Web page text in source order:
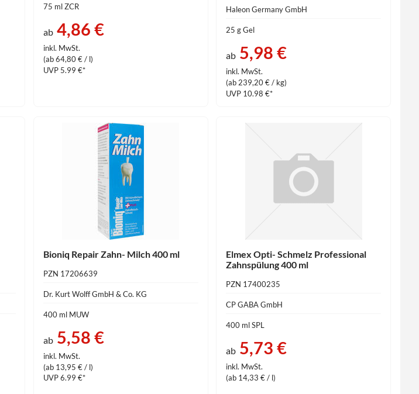
75 ml ZCR
ab4,86 €
inkl. MwSt.
(ab 64,80 € / l)
UVP 5.99 €*
Haleon Germany GmbH
25 g Gel
ab 5,98 €
inkl. MwSt.
(ab 239,20 € / kg)
UVP 10.98 €*
Bioniq Repair Zahn- Milch 400 ml
PZN 17206639
Dr. Kurt Wolff GmbH & Co. KG
400 ml MUW
ab5,58 €
inkl. MwSt.
(ab 13,95 € / l)
UVP 6.99 €*
Elmex Opti- Schmelz Professional
Zahnspülung 400 ml
PZN 17400235
CP GABA GmbH
400 ml SPL
ab 5,73 €
inkl. MwSt.
(ab 14,33 € / l)